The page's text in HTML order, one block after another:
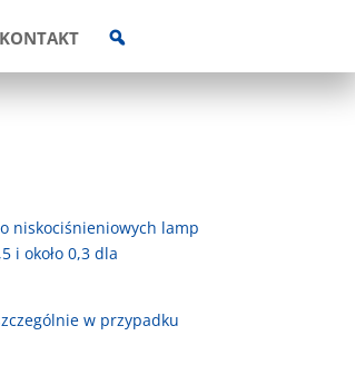
KONTAKT
S
niskociśnieniowych lamp
i około 0,3 dla
w przypadku